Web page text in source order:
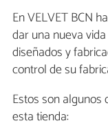
En VELVET BCN
dar una nueva
diseñados y
control de su
Estos son algunos
esta tienda: